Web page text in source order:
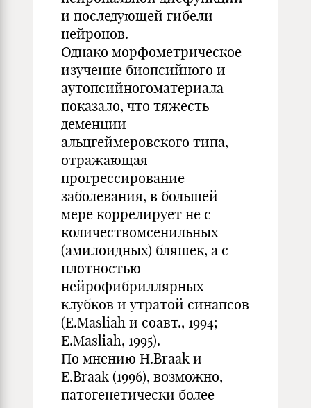
и последующей гибели
нейронов.
Однако морфометрическое
изучение биопсийного и
аутопсийногоматериала
показало, что тяжесть
деменции
альцгеймеровского типа,
отражающая
прогрессирование
заболевания, в большей
мере коррелирует не с
количествомсенильных
(амилоидных) бляшек, а с
плотностью
нейрофибриллярных
клубков и утратой синапсов
(E.Masliah и соавт., 1994;
E.Masliah, 1995).
По мнению H.Braak и
Е.Braak (1996), возможно,
патогенетически более